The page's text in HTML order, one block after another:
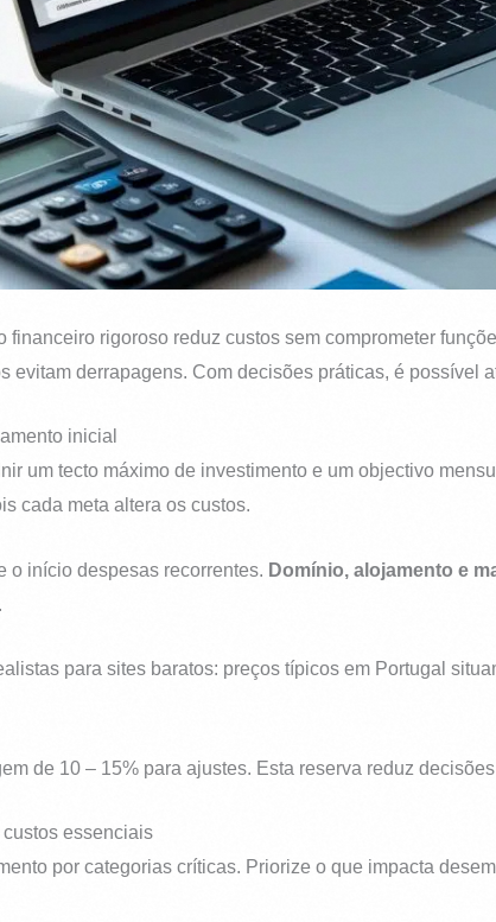
financeiro rigoroso reduz custos sem comprometer
evitam derrapagens. Com decisões práticas, é possível
inicial
um tecto máximo de investimento e um objectivo
cada meta altera os custos.
o início despesas recorrentes. Domínio, alojamento e
para sites baratos: preços típicos em Portugal
de 10 – 15% para ajustes. Esta reserva reduz
essenciais
por categorias críticas. Priorize o que impacta